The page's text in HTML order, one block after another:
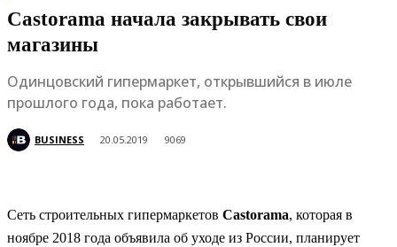
Castorama начала закрывать свои
магазины
Одинцовский гипермаркет, открывшийся в июле
прошлого года, пока работает.
BUSINESS 20.05.2019 9069
Сеть строительных гипермаркетов Castorama, которая в
ноябре 2018 года объявила об уходе из России, планирует